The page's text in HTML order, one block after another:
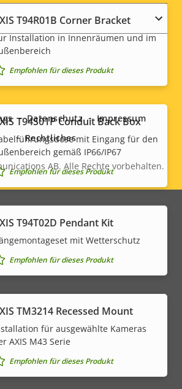
T94R01B Corner Bracket
Installation in Innenräumen und im
Empfohlen für dieses Produkt
T94S01P Conduit Back Box
mit Eingang für den
gemäß IP66/IP67
Empfohlen für dieses Produkt
T94T02D Pendant Kit
mit Wetterschutz
Empfohlen für dieses Produkt
TM3214 Recessed Mount
für ausgewählte Kameras
AXIS M43 Serie
Empfohlen für dieses Produkt
AB. Alle Rechte vorbehalten.
Datenschutz
Impressum
Rechtliches